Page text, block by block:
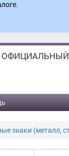
ОФИЦИАЛЬНЫЙ
знаки (металл,